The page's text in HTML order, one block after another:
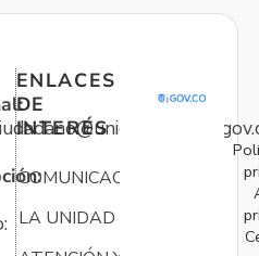
ENLACES
DE
INTERÉS
COMUNICACIONES
LA UNIDAD